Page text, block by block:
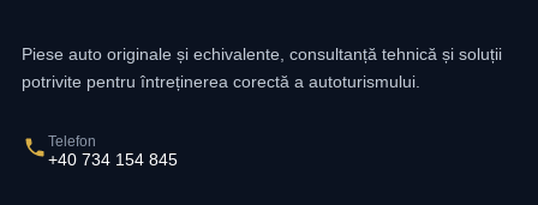
Piese auto originale și echivalente, consultanță tehnică și soluții
potrivite pentru întreținerea corectă a autoturismului.
Telefon
+40 734 154 845